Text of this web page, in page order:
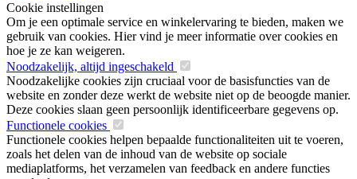
Cookie instellingen
Om je een optimale service en winkelervaring te bieden, maken we
gebruik van cookies. Hier vind je meer informatie over cookies en
hoe je ze kan weigeren.
Noodzakelijk, altijd ingeschakeld
Noodzakelijke cookies zijn cruciaal voor de basisfuncties van de
website en zonder deze werkt de website niet op de beoogde manier.
Deze cookies slaan geen persoonlijk identificeerbare gegevens op.
Functionele cookies
Functionele cookies helpen bepaalde functionaliteiten uit te voeren,
zoals het delen van de inhoud van de website op sociale
mediaplatforms, het verzamelen van feedback en andere functies